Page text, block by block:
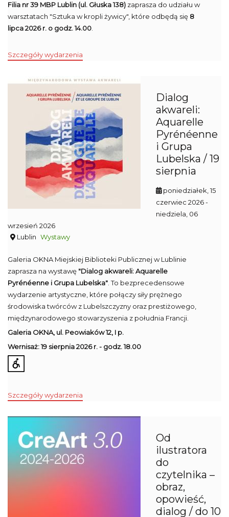
Filia nr 39 MBP Lublin (ul. Głuska 138) zaprasza do udziału w
warsztatach "Sztuka w kropli żywicy", które odbędą się 8
lipca 2026 r. o godz. 14.00
Szczegóły wydarzenia
Dialog
akwareli:
Aquarelle
Pyrénéenne
i Grupa
Lubelska / 19
sierpnia
poniedziałek, 15
czerwiec 2026-
niedziela, 06
wrzesień 2026
Lublin Wystawy
Galeria OKNA Miejskiej Biblioteki Publicznej w Lublinie
zaprasza na wystawę "Dialog akwareli: Aquarelle
Pyrénéenne i Grupa Lubelska" . To bezprecedensowe
wydarzenie artystyczne, które połączy siły prężnego
środowiska twórców z Lubelszczyzny oraz prestiżowego,
międzynarodowego stowarzyszenia z południa Francji.
Galeria OKNA, ul. Peowiaków 12, I p.
Wernisaż: 19 sierpnia 2026 r. - godz. 18.00
Szczegóły wydarzenia
Od
ilustratora
do
czytelnika –
obraz,
opowieść,
dialog / do 10